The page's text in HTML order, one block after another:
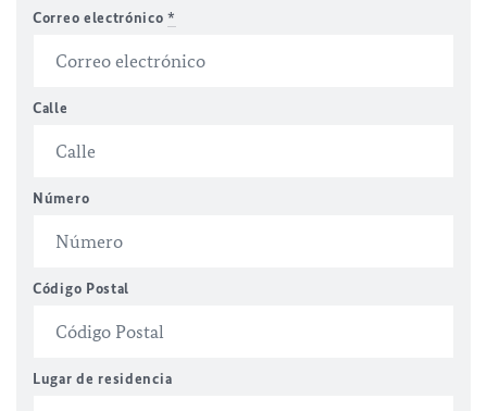
Correo electrónico*
Calle
Número
Código Postal
Lugar de residencia